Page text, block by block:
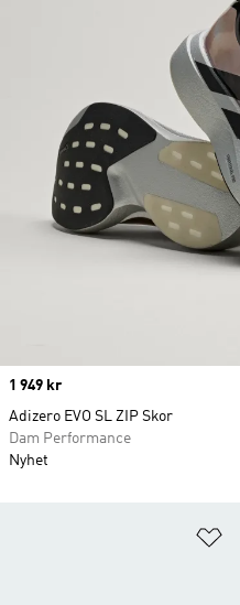
Price
1 949 kr
Adizero EVO SL ZIP Skor
Dam Performance
Nyhet